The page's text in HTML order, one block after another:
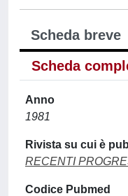
Scheda breve
Scheda
Anno
1981
Rivista su cui è
RECENTI
Codice Pubmed